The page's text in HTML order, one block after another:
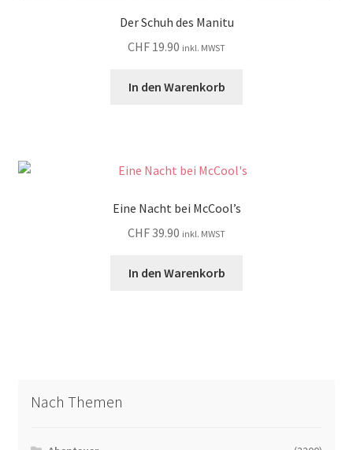
Der Schuh des Manitu
CHF 19.90 inkl. MWST
In den Warenkorb
Eine Nacht bei McCool’s
CHF39.90 inkl. MWST
In den Warenkorb
Nach Themen